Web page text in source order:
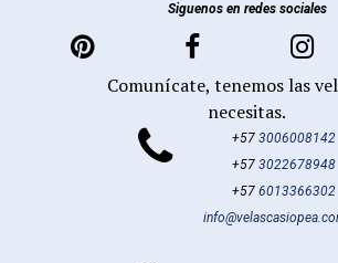
Siguenos en redes sociales
  
Comunícate, tenemos las
necesitas.
 +573006008142
+573022678948
+576013366302